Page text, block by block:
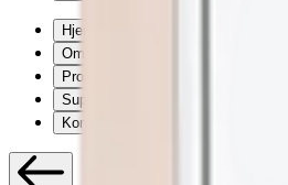
Hjem
Om Exmed
Produkter
Support
Kontakt